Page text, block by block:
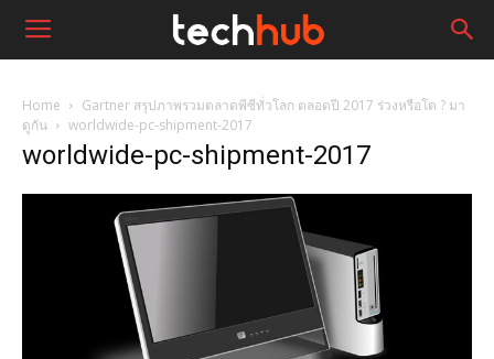
Home
Gartner สรุปภาพรวมตลาดพีซีทั่วโลก ตลอดปี 2017 ร่วงหรือโต ? มา
ดูกัน
worldwide-pc-shipment-2017
worldwide-pc-shipment-2017